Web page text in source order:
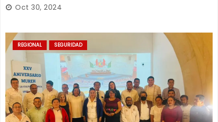
Oct 30, 2024
REGIONAL SEGURIDAD